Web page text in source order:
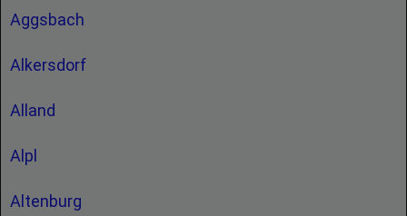
Aggsbach
Alkersdorf
Alland
Alpl
Altenburg